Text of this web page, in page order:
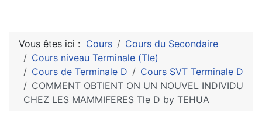
Vous êtes ici : Cours
Cours du Secondaire
Cours niveau Terminale (Tle)
Cours de Terminale D
Cours SVT Terminale D
COMMENT OBTIENT ON UN NOUVEL INDIVIDU
CHEZ LES MAMMIFERES Tle D by TEHUA